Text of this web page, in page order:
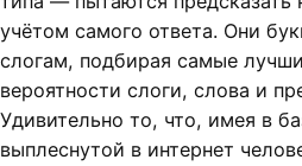
учётом самого ответа. Они
слогам, подбирая самые
вероятности слоги, слова и
Удивительно то, что, имея в
выплеснутой в интернет